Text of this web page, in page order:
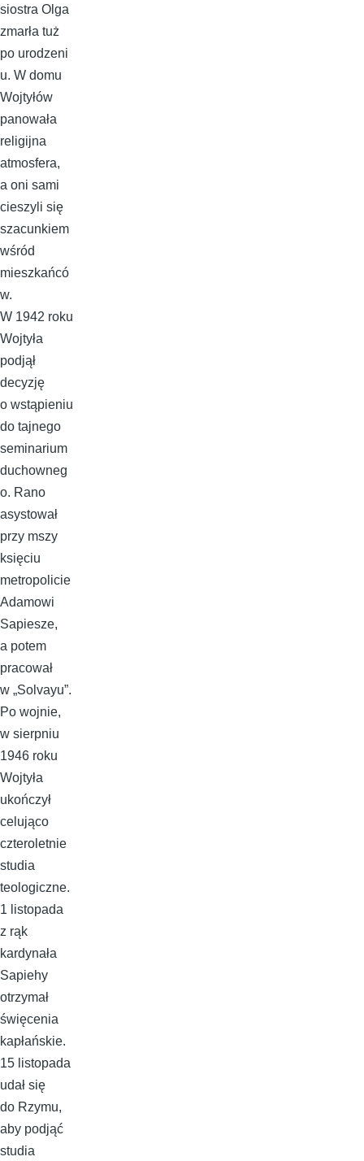
siostra Olga
zmarła tuż
po urodzeni
u. W domu
Wojtyłów
panowała
religijna
atmosfera,
a oni sami
cieszyli się
szacunkiem
wśród
mieszkańcó
w.
W 1942 roku
Wojtyła
podjął
decyzję
o wstąpieniu
do tajnego
seminarium
duchowneg
o. Rano
asystował
przy mszy
księciu
metropolicie
Adamowi
Sapiesze,
a potem
pracował
w „Solvayu”.
Po wojnie,
w sierpniu
1946 roku
Wojtyła
ukończył
celująco
czteroletnie
studia
teologiczne.
1 listopada
z rąk
kardynała
Sapiehy
otrzymał
święcenia
kapłańskie.
15 listopada
udał się
do Rzymu,
aby podjąć
studia